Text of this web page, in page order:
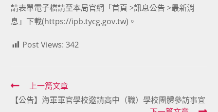
請表單電子檔請至本局官網「首頁 >訊息公告 >最新消
息」下載(https://ipb.tycg.gov.tw)。
Post Views: 342
Read
more
上一篇文章
【公告】海軍軍官學校邀請高中（職）學校團體參訪事宜